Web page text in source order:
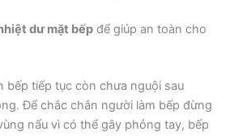
dư mặt bếp để giúp an toàn cho
bếp tiếp tục còn chưa nguội sau
Để chắc chắn người làm bếp đừng
nấu vì có thể gây phỏng tay, bếp